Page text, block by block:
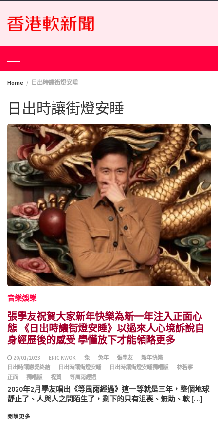
Skip
content
Home 日出時讓街燈安睡
日出時讓街燈安睡
音樂娛樂
張學友祝賀大家新年快樂為新一年注入正面心
態 《日出時讓街燈安睡》以過來人心境訴說自
身經歷後的感受 學懂放下才能領略更多
20/01/2023 ERIC KWOK 兔 兔年 張學友
新年快樂
日出時讓戀愛終結
日出時讓街燈安睡 日出時讓街燈安睡獨唱版
林若寧
正面
獨唱版 祝賀 等風雨經過
2020年2月學友唱出《等風雨經過》這一等就是三年，整個地球
靜止了、人與人之間陌生了，剩下的只有沮喪、無助、軟 […]
閱讀更多